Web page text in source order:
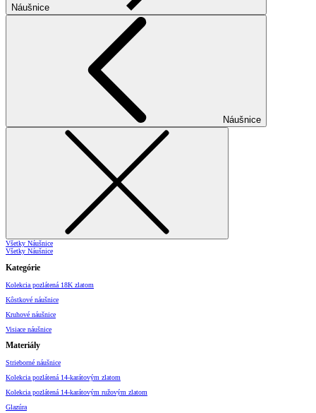
Náušnice
Náušnice
Všetky Náušnice
Všetky Náušnice
Kategórie
Kolekcia pozlátená 18K zlatom
Kôstkové náušnice
Kruhové náušnice
Visiace náušnice
Materiály
Strieborné náušnice
Kolekcia pozlátená 14-karátovým zlatom
Kolekcia pozlátená 14-karátovým ružovým zlatom
Glazúra